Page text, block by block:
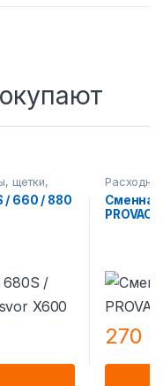
щетки,
/ 660 / 880
тряпки)
Сменная
PROVAC
270 ₽